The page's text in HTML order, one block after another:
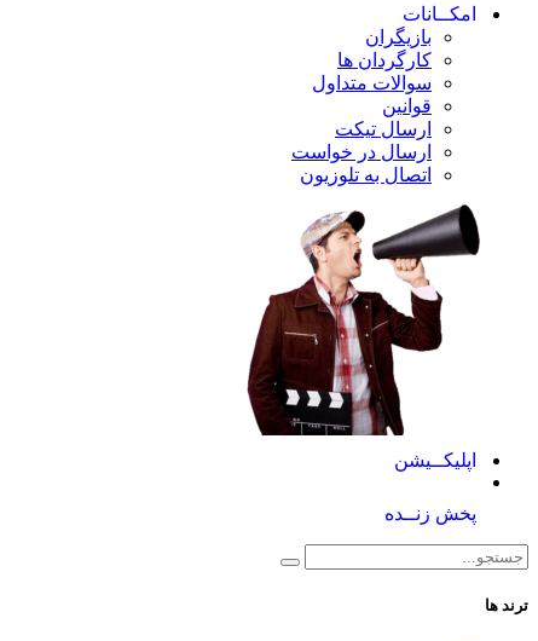
امکــانات
بازیگران
کارگردان ها
سوالات متداول
قوانین
ارسال تیکت
ارسال در خواست
اتصال به تلوزیون
اپلیکــیشن
پخش زنــده
ترند ها